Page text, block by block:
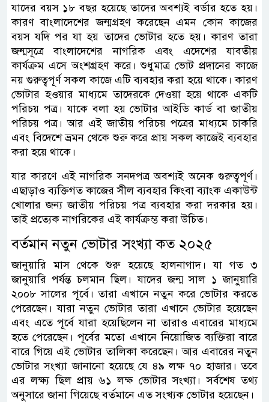
যাদের বয়স ১৮ বছর হয়েছে তাদের অবশ্যই বর্ডার হতে হয়।
কারণ বাংলাদেশের জন্মগ্রহণ করেছেন এমন কোন কাজের
বয়স যদি পর যা হয় তাদের ভোটার হতে হয়। কারণ তারা
জন্মসূত্রে বাংলাদেশের নাগরিক এবং এদেশের যাবতীয়
কার্যক্রম এসে অংশগ্রহণ করে। শুধুমাত্র ভোট প্রদানের কাজে
নয় গুরুত্বপূর্ণ সকল কাজে এটি ব্যবহার করা হয়ে থাকে। কারণ
ভোটার হওয়ার মাধ্যমে তাদেরকে দেওয়া হয়ে থাকে একটি
পরিচয় পত্র। যাকে বলা হয় ভোটার আইডি কার্ড বা জাতীয়
পরিচয় পত্র। আর এই জাতীয় পরিচয় পত্রের মাধ্যমে চাকরি
এবং বিদেশে ভ্রমন থেকে শুরু করে প্রায় সকল কাজেই ব্যবহার
করা হয়ে থাকে।
যার কারণে এই নাগরিক সনদপত্র অবশ্যই অনেক গুরুত্বপূর্ণ।
এছাড়াও ব্যক্তিগত কাজের সীল ব্যবহার কিংবা ব্যাংক একাউন্ট
খোলার জন্য জাতীয় পরিচয় পত্র ব্যবহার করা দরকার হয়।
তাই প্রত্যেক নাগরিকের এই কার্যক্রম্ভ করা উচিত।
বর্তমান নতুন ভোটার সংখ্যা কত ২০২৫
জানুয়ারি মাস থেকে শুরু হয়েছে হালনাগাদ। যা গত ৩
জানুয়ারি পর্যন্ত চলমান ছিল। যাদের জন্ম সাল ১ জানুয়ারি
২০০৮ সালের পূর্বে। তারা এখানে নতুন করে ভোটার করতে
পেরেছেন। যারা নতুন ভোটার তারা এখানে ভোটার হয়েছেন
এবং এতে পূর্বে যারা হয়েছিলেন না তারাও এবারের মাধ্যমে
হতে পেরেছেন। পূর্বের মতো এখানে নিয়োজিত ব্যক্তিরা বারে
বারে গিয়ে এই ভোটার তালিকা করেছেন। আর এবারের নতুন
ভোটার সংখ্যা জানানো হয়েছে যে ৪৯ লক্ষ ৭০ হাজার। তবে
এর লক্ষ্য ছিল প্রায় ৬১ লক্ষ ভোটার সংখ্যা। সর্বশেষ তথ্য
অনুসারে জানা গিয়েছে বর্তমানে এত সংখ্যক ভোটার হয়েছেন।